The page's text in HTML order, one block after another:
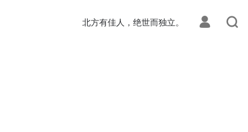
北方有佳人，绝世而独立。